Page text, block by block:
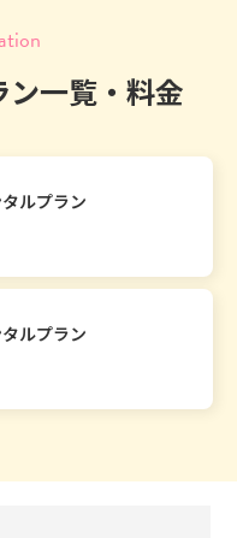
一覧・料金
ルプラン
ルプラン